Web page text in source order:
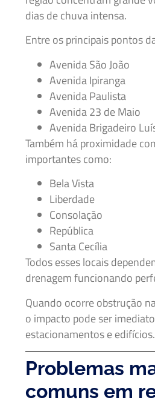
dias de chuva intensa.
Entre os principais pontos
Avenida São João
Avenida Ipiranga
Avenida Paulista
Avenida 23 de Maio
Avenida Brigadeiro
Também há proximidade
importantes como:
Bela Vista
Liberdade
Consolação
República
Santa Cecília
Todos esses locais
drenagem funcionando
Quando ocorre obstrução
o impacto pode ser
estacionamentos e edifícios.
Problemas
comuns em